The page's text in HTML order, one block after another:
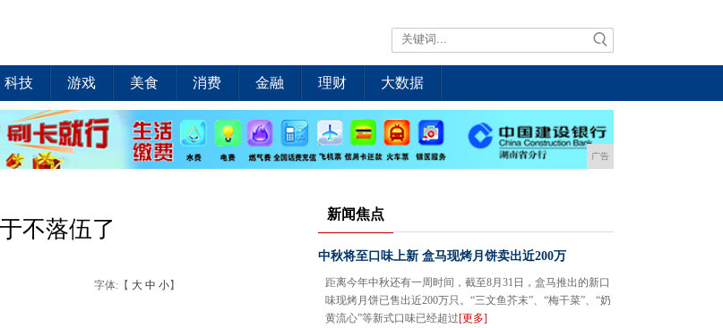
科技 游戏 美食 消费 金融 理财 大数据
广告
不落伍了
字体:【 大 中 小】
新闻焦点
中秋将至口味上新 盒马现烤月饼卖出近200万
距离今年中秋还有一周时间，截至8月31日，盒马推出的新口
味现烤月饼已售出近200万只。“三文鱼芥末”、“梅干菜”、“奶
黄流心”等新式口味已经超过[更多]